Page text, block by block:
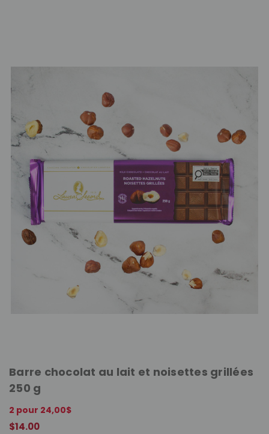
Barre chocolat au lait et noisettes grillées
250 g
2 pour 24,00$
$14.00